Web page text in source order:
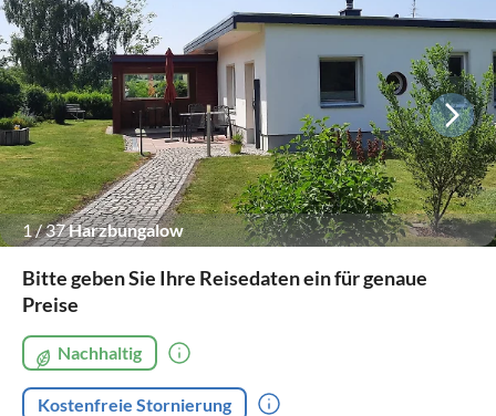
1/37Harzbungalow
Bitte geben Sie Ihre Reisedaten ein für genaue
Preise
Nachhaltig
Kostenfreie Stornierung